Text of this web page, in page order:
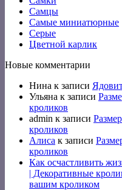
Самцы
Самые миниатюрные
Серые
Цветной карлик
Новые комментарии
Нина к записи
Ульяна к записи
кроликов
admin к записи
кроликов
Алиса к записи
кроликов
Как осчастливить
| Декоративные
вашим кроликом